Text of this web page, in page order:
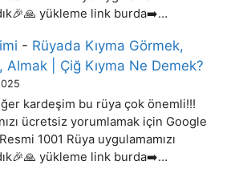
yükleme link burda➡️…
- Rüyada Kıyma Görmek,
Almak | Çiğ Kıyma Ne Demek?
kardeşim bu rüya çok önemli!!!
ücretsiz yorumlamak için Google
1001 Rüya uygulamamızı
yükleme link burda➡️…